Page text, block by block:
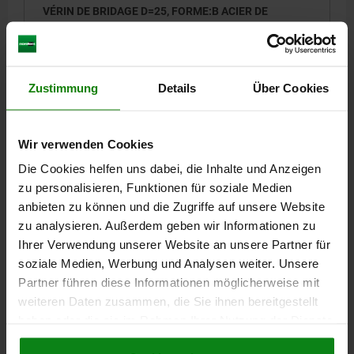
Zustimmung Details Über Cookies
Wir verwenden Cookies
Die Cookies helfen uns dabei, die Inhalte und Anzeigen
zu personalisieren, Funktionen für soziale Medien
anbieten zu können und die Zugriffe auf unsere Website
zu analysieren. Außerdem geben wir Informationen zu
Ihrer Verwendung unserer Website an unsere Partner für
soziale Medien, Werbung und Analysen weiter. Unsere
Partner führen diese Informationen möglicherweise mit
weiteren Daten zusammen, die Sie ihnen bereitgestellt
gesammelt haben.Cookie Richtlinien
VÉRIN DE BRIDAGE D=25, FORME:B ACIER DE
TRAITEMENT
H1=32
04370-110
59,78 CHF
hors TVA
04370
VÉRIN DE BRIDAGE D=20, FORME:B ACIER DE